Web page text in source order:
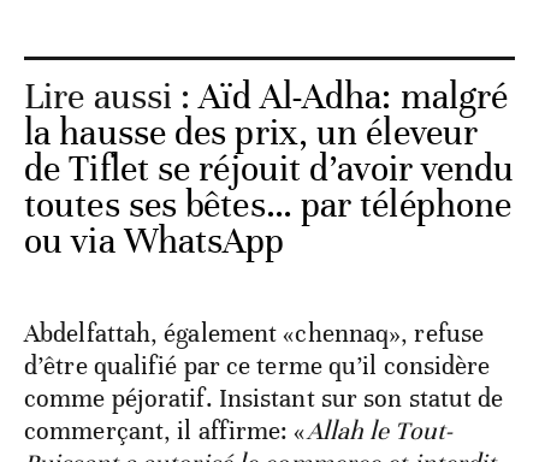
Lire aussi :Aïd Al-Adha: malgré
la hausse des prix, un éleveur
de Tiflet se réjouit d’avoir vendu
toutes ses bêtes… par téléphone
ou via WhatsApp
Abdelfattah, également «chennaq», refuse
d’être qualifié par ce terme qu’il considère
comme péjoratif. Insistant sur son statut de
commerçant, il affirme: «Allah le Tout-